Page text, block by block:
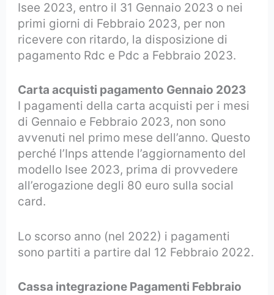
Isee 2023, entro il 31 Gennaio 2023 o nei
primi giorni di Febbraio 2023, per non
ricevere con ritardo, la disposizione di
pagamento Rdc e Pdc a Febbraio 2023.
Carta acquisti pagamento Gennaio 2023
I pagamenti della carta acquisti per i mesi
di Gennaio e Febbraio 2023, non sono
avvenuti nel primo mese dell’anno. Questo
perché l’Inps attende l’aggiornamento del
modello Isee 2023, prima di provvedere
all’erogazione degli 80 euro sulla social
card.
Lo scorso anno (nel 2022) i pagamenti
sono partiti a partire dal 12 Febbraio 2022.
Cassa integrazione Pagamenti Febbraio